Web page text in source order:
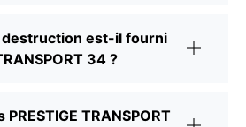
est-il fourni
34 ?
TRANSPORT